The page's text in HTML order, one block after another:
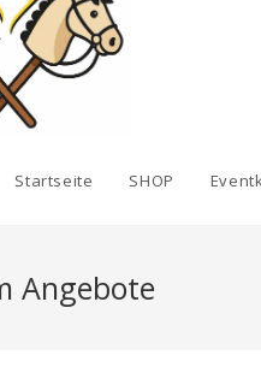
Startseite SHOP
Angebote